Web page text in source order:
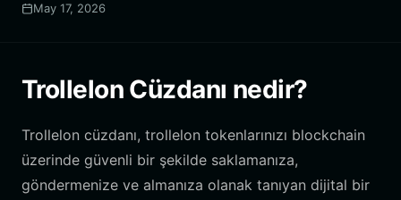
May 17, 2026
Trollelon Cüzdanı nedir?
Trollelon cüzdanı, trollelon tokenlarınızı blockchain
üzerinde güvenli bir şekilde saklamanıza,
göndermenize ve almanıza olanak tanıyan dijital bir